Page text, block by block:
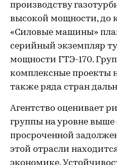
производству
высокой мощности, до
«Силовые машины»
серийный экземпляр
мощности ГТЭ-170.
комплексные проекты
также ряда стран
Агентство оценивает
группы на уровне выше
просроченной
этой отрасли